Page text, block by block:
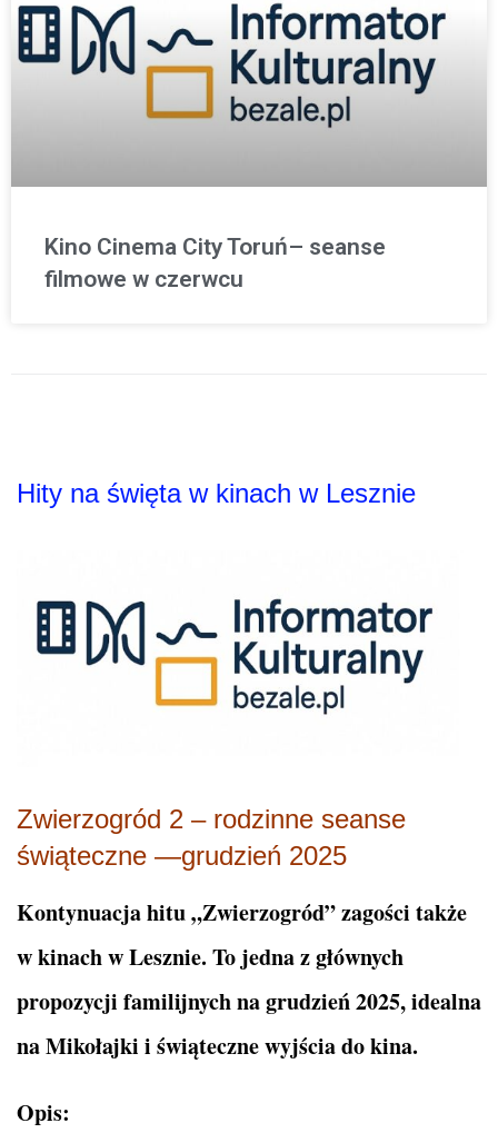
Kino Cinema City Toruń– seanse
filmowe w czerwcu
Hity na święta w kinach w Lesznie
Zwierzogród 2 – rodzinne seanse
świąteczne —grudzień 2025
Kontynuacja hitu „Zwierzogród” zagości także
w kinach w Lesznie. To jedna z głównych
propozycji familijnych na grudzień 2025, idealna
na Mikołajki i świąteczne wyjścia do kina.
Opis: